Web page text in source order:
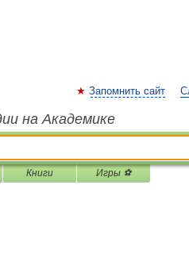
Запомнить сайт
на Академике
Книги Игры ⚽